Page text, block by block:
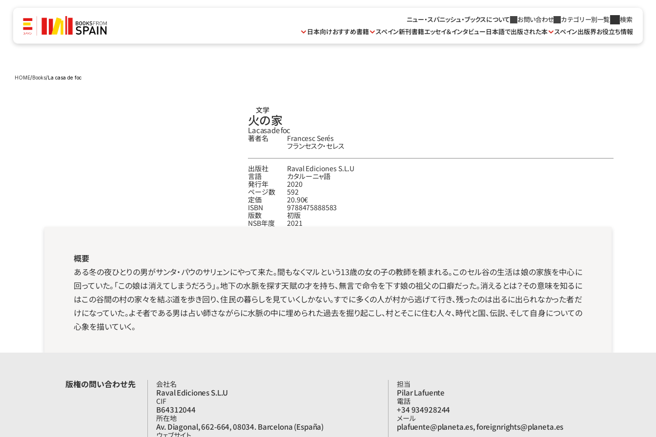
ニュー・スパニッシュ・ブックスについて お問い合わせ カテゴリー別一覧
検索
日本向けおすすめ書籍
スペイン新刊書籍エッセイ＆インタビュー日本語で出版された本 スペイン出版界お役立ち情報
HOME/Books/La casa de foc
文学
火の家
La casa de foc
著者名
Francesc Serés
フランセスク‧セレス
出版社
Raval Ediciones S.L.U
言語
カタルーニャ語
発行年
2020
ページ数
592
定価
20.90€
ISBN
9788475888583
版数
初版
NSB年度
2021
概要
ある冬の夜ひとりの男がサンタ・パウのサリェンにやって来た。間もなくマルという13歳の女の子の教師を頼まれる。このセル谷の生活は娘の家族を中心に
回っていた。「この娘は消えてしまうだろう」。地下の水脈を探す天賦の才を持ち、無言で命令を下す娘の祖父の口癖だった。消えるとは？その意味を知るに
はこの谷間の村の家々を結ぶ道を歩き回り、住民の暮らしを見ていくしかない。すでに多くの人が村から逃げて行き、残ったのは出るに出られなかった者だ
けになっていた。よそ者である男は占い師さながらに水脈の中に埋められた過去を掘り起こし、村とそこに住む人々、時代と国、伝説、そして自身についての
心象を描いていく。
版権の問い合わせ先 会社名
Raval Ediciones S.L.U
CIF
B64312044
所在地
Av. Diagonal, 662-664, 08034. Barcelona (España)
ウェブサイト
担当
Pilar Lafuente
電話
+34 934928244
メール
plafuente@planeta.es, foreignrights@planeta.es